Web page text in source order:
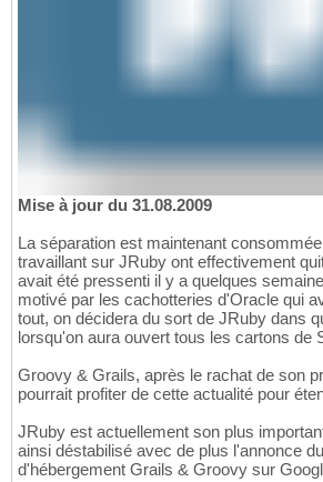
Mise à jour du 31.08.2009
La séparation est maintenant
travaillant sur JRuby ont effectivement
avait été pressenti il y a quelques
motivé par les cachotteries d'Oracle qui
tout, on décidera du sort de JRuby dans
lorsqu'on aura ouvert tous les cartons de
Groovy & Grails, après le rachat de son
pourrait profiter de cette actualité pour
JRuby est actuellement son plus
ainsi déstabilisé avec de plus l'annonce
d'hébergement Grails & Groovy sur